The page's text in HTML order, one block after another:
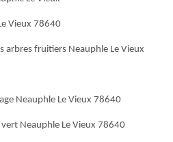
Vieux 78640
arbres fruitiers Neauphle Le Vieux
Neauphle Le Vieux 78640
Neauphle Le Vieux 78640